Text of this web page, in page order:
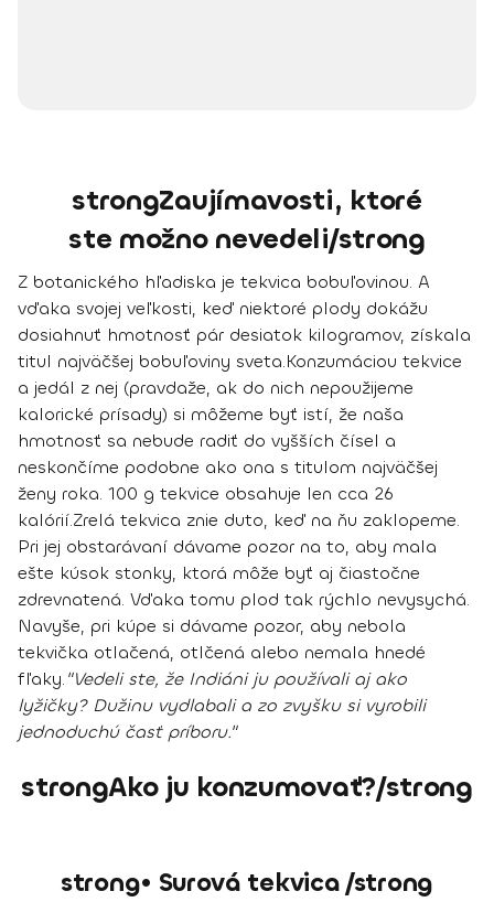
strongZaujímavosti, ktoré
ste možno nevedeli/strong
Z botanického hľadiska je tekvica bobuľovinou. A
vďaka svojej veľkosti, keď niektoré plody dokážu
dosiahnuť hmotnosť pár desiatok kilogramov, získala
titul najväčšej bobuľoviny sveta.Konzumáciou tekvice
a jedál z nej (pravdaže, ak do nich nepoužijeme
kalorické prísady) si môžeme byť istí, že naša
hmotnosť sa nebude radiť do vyšších čísel a
neskončíme podobne ako ona s titulom najväčšej
ženy roka. 100 g tekvice obsahuje len cca 26
kalórií.Zrelá tekvica znie duto, keď na ňu zaklopeme.
Pri jej obstarávaní dávame pozor na to, aby mala
ešte kúsok stonky, ktorá môže byť aj čiastočne
zdrevnatená. Vďaka tomu plod tak rýchlo nevysychá.
Navyše, pri kúpe si dávame pozor, aby nebola
tekvička otlačená, otlčená alebo nemala hnedé
fľaky."Vedeli ste, že Indiáni ju používali aj ako
lyžičky? Dužinu vydlabali a zo zvyšku si vyrobili
jednoduchú časť príboru."
strongAko ju konzumovať?/strong
strong• Surová tekvica /strong